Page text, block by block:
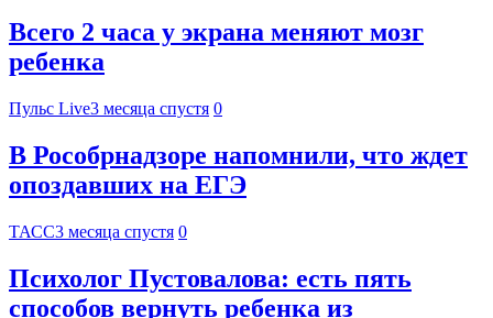
Всего 2 часа у экрана меняют мозг
ребенка
Пульс Live3 месяца спустя 0
В Рособрнадзоре напомнили, что ждет
опоздавших на ЕГЭ
ТАСС3 месяца спустя 0
Психолог Пустовалова: есть пять
способов вернуть ребенка из